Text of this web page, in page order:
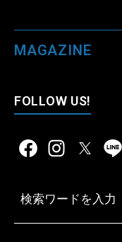
MAGAZINE
FOLLOW US!